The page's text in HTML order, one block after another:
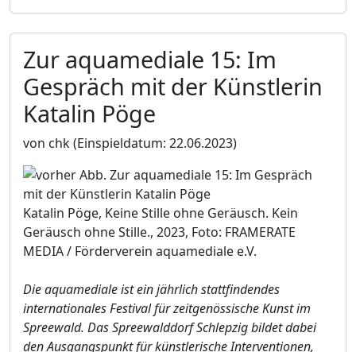
Zur aquamediale 15: Im
Gespräch mit der Künstlerin
Katalin Pöge
von chk(Einspieldatum: 22.06.2023)
Katalin Pöge, Keine Stille ohne Geräusch. Kein
Geräusch ohne Stille., 2023, Foto: FRAMERATE
MEDIA / Förderverein aquamediale e.V.
Die aquamediale ist ein jährlich stattfindendes
internationales Festival für zeitgenössische Kunst im
Spreewald. Das Spreewalddorf Schlepzig bildet dabei
den Ausgangspunkt für künstlerische Interventionen,